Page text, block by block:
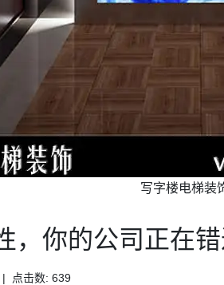
写字楼电梯装
，你的公司正在错
点击数: 639